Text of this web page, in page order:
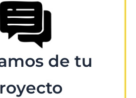
de tu